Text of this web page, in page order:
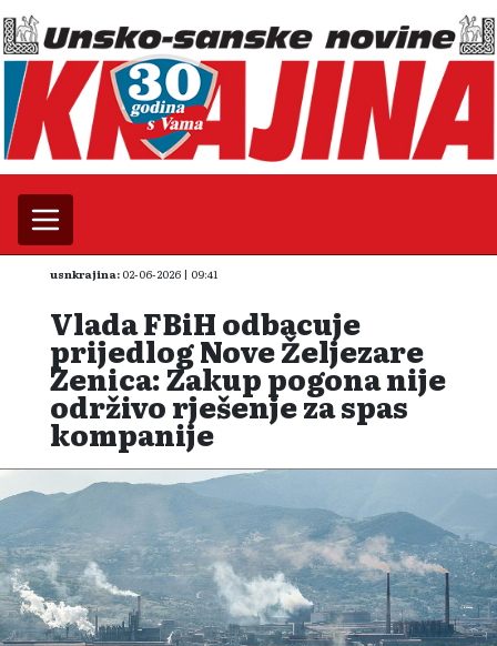
usnkrajina: 02-06-2026 | 09:41
Vlada FBiH odbacuje
prijedlog Nove Željezare
Zenica: Zakup pogona nije
održivo rješenje za spas
kompanije